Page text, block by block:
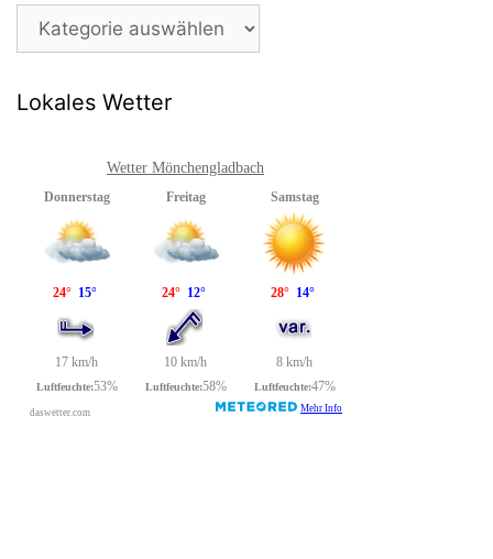
Beitragsarchiv
Lokales Wetter
Wetter Mönchengladbach